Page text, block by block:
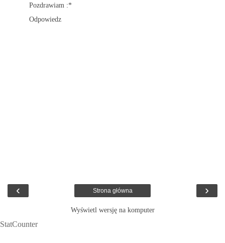
Pozdrawiam :*
Odpowiedz
‹ ›
Strona główna
Wyświetl wersję na komputer
StatCounter